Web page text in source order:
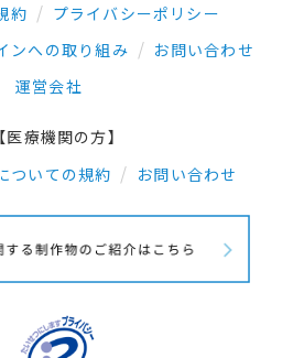
約
プライバシーポリシー
ンへの取り組み
お問い合わせ
運営会社
【医療機関の方】
ついての規約
お問い合わせ